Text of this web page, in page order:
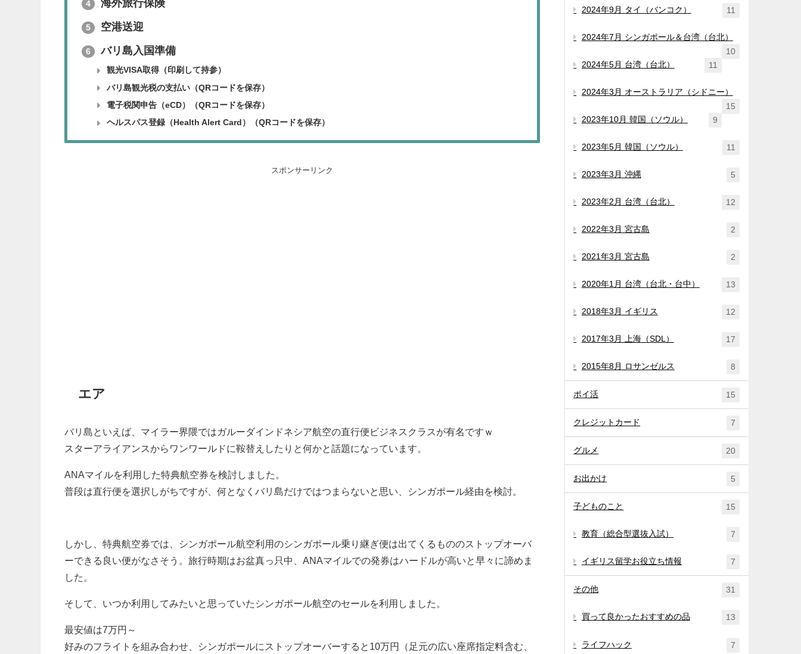
4 海外旅行保険
5 空港送迎
6 バリ島入国準備
観光VISA取得（印刷して持参）
バリ島観光税の支払い（QRコードを保存）
電子税関申告（eCD）（QRコードを保存）
ヘルスパス登録（Health Alert Card）（QRコードを保存）
スポンサーリンク
エア
バリ島といえば、マイラー界隈ではガルーダインドネシア航空の直行便ビジネスクラスが有名ですｗ
スターアライアンスからワンワールドに鞍替えしたりと何かと話題になっています。
ANAマイルを利用した特典航空券を検討しました。
普段は直行便を選択しがちですが、何となくバリ島だけではつまらないと思い、シンガポール経由を検討。
しかし、特典航空券では、シンガポール航空利用のシンガポール乗り継ぎ便は出てくるもののストップオーバ
ーできる良い便がなさそう。旅行時期はお盆真っ只中、ANAマイルでの発券はハードルが高いと早々に諦めま
した。
そして、いつか利用してみたいと思っていたシンガポール航空のセールを利用しました。
最安値は7万円～
好みのフライトを組み合わせ、シンガポールにストップオーバーすると10万円（足元の広い座席指定料含む、
2024年9月 タイ（バンコク） 11
2024年7月 シンガポール＆台湾（台北）
10
2024年5月 台湾（台北）
11
2024年3月 オーストラリア（シドニー）
15
2023年10月 韓国（ソウル）
9
2023年5月 韓国（ソウル） 11
2023年3月 沖縄 5
2023年2月 台湾（台北） 12
2022年3月 宮古島 2
2021年3月 宮古島 2
2020年1月 台湾（台北・台中） 13
2018年3月 イギリス 12
2017年3月 上海（SDL） 17
2015年8月 ロサンゼルス 8
ポイ活 15
クレジットカード 7
グルメ 20
お出かけ 5
子どものこと 15
教育（総合型選抜入試） 7
イギリス留学お役立ち情報 7
その他 31
買って良かったおすすめの品 13
ライフハック 7